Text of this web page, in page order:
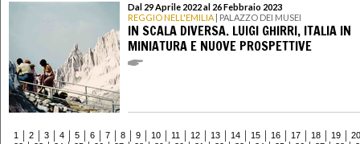
Dal 29 Aprile 2022 al 26 Febbraio 2023
REGGIO NELL'EMILIA | PALAZZO DEI MUSEI
IN SCALA DIVERSA. LUIGI GHIRRI, ITALIA IN
MINIATURA E NUOVE PROSPETTIVE
1 2 3 4 5 6 7 8 9 10 11 12 13 14 15 16 17 18 19
20